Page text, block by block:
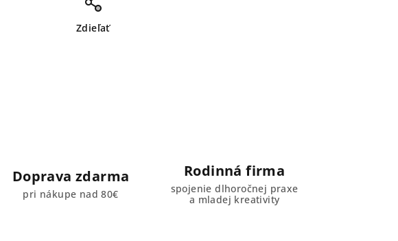
Zdieľať
Doprava zdarma
pri nákupe nad 80€
Rodinná firma
spojenie dlhoročnej praxe
a mladej kreativity